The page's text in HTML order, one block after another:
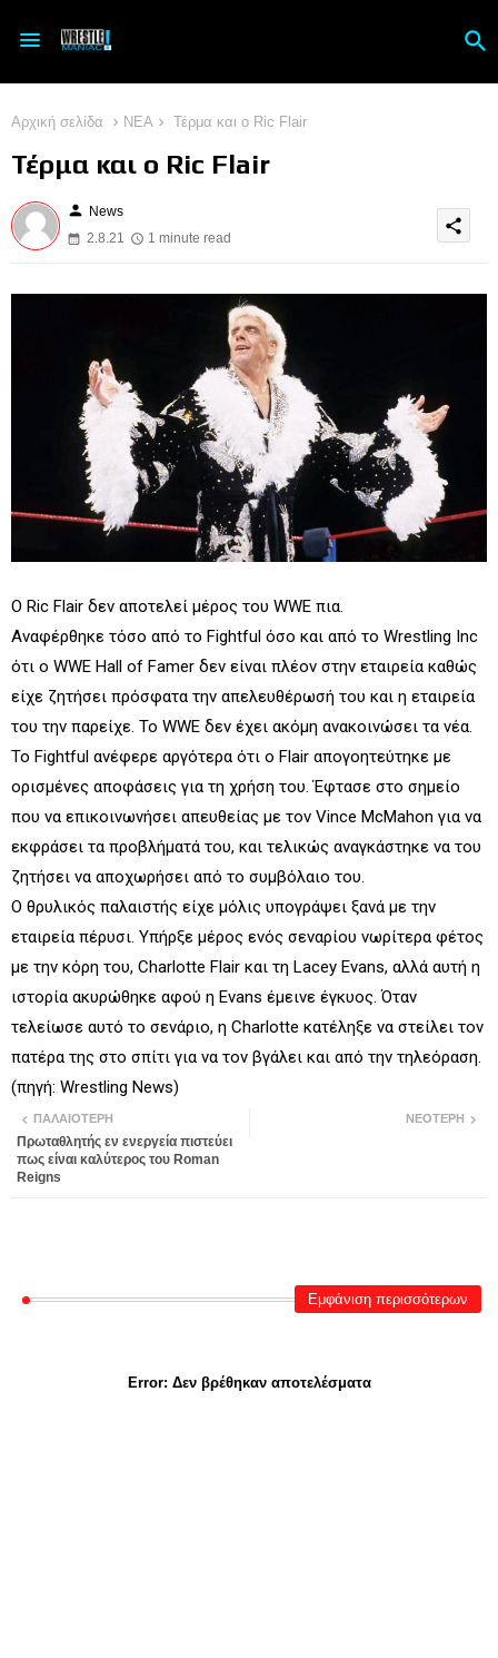
Αρχική σελίδα ΝΕΑ Τέρμα και ο Ric Flair
Τέρμα και ο Ric Flair
person News
2.8.21
1 minute read
share
Ο Ric Flair δεν αποτελεί μέρος του WWE πια.
Αναφέρθηκε τόσο από το Fightful όσο και από το Wrestling Inc
ότι ο WWE Hall of Famer δεν είναι πλέον στην εταιρεία καθώς
είχε ζητήσει πρόσφατα την απελευθέρωσή του και η εταιρεία
του την παρείχε. Το WWE δεν έχει ακόμη ανακοινώσει τα νέα.
Το Fightful ανέφερε αργότερα ότι ο Flair απογοητεύτηκε με
ορισμένες αποφάσεις για τη χρήση του. Έφτασε στο σημείο
που να επικοινωνήσει απευθείας με τον Vince McMahon για να
εκφράσει τα προβλήματά του, και τελικώς αναγκάστηκε να του
ζητήσει να αποχωρήσει από το συμβόλαιο του.
Ο θρυλικός παλαιστής είχε μόλις υπογράψει ξανά με την
εταιρεία πέρυσι. Υπήρξε μέρος ενός σεναρίου νωρίτερα φέτος
με την κόρη του, Charlotte Flair και τη Lacey Evans, αλλά αυτή η
ιστορία ακυρώθηκε αφού η Evans έμεινε έγκυος. Όταν
τελείωσε αυτό το σενάριο, η Charlotte κατέληξε να στείλει τον
πατέρα της στο σπίτι για να τον βγάλει και από την τηλεόραση.
(πηγή: Wrestling News)
ΝΕΌΤΕΡΗ
ΠΑΛΑΙΌΤΕΡΗ
Πρωταθλητής εν ενεργεία πιστεύει
πως είναι καλύτερος του Roman
Reigns
Εμφάνιση περισσότερων
Error: Δεν βρέθηκαν αποτελέσματα